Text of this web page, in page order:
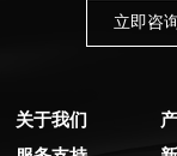
立即咨
关于我们